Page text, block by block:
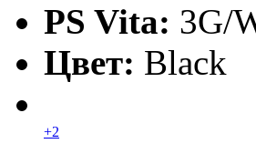
PS Vita: 3G/
Цвет: Black
+2